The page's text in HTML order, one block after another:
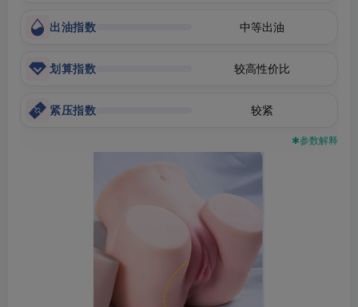
出油指数 中等出油
划算指数 较高性价比
紧压指数 较紧
✱参数解释